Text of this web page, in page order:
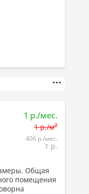
1 р./мес.
1 р./м2
406 р./мес.
1 р.
Общая
помещения